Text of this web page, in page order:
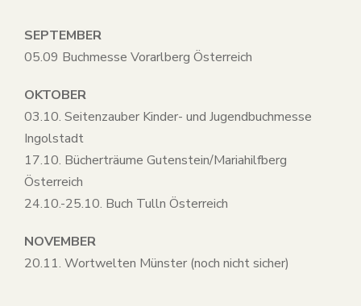
SEPTEMBER
05.09 Buchmesse Vorarlberg Österreich
OKTOBER
03.10. Seitenzauber Kinder- und Jugendbuchmesse
Ingolstadt
17.10. Bücherträume Gutenstein/Mariahilfberg
Österreich
24.10.-25.10. Buch Tulln Österreich
NOVEMBER
20.11. Wortwelten Münster (noch nicht sicher)